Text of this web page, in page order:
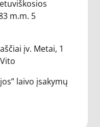
m.m. 5
įv. Metai, 1
laivo įsakymų